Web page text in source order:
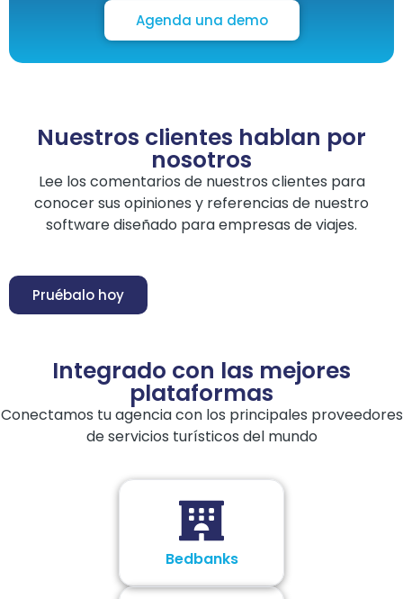
Agenda una demo
Nuestros clientes hablan por
nosotros
Lee los comentarios de nuestros clientes para
conocer sus opiniones y referencias de nuestro
software diseñado para empresas de viajes.
Pruébalo hoy
Integrado con las mejores
plataformas
Conectamos tu agencia con los principales proveedores
de servicios turísticos del mundo
Bedbanks